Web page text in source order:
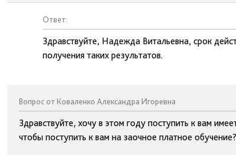
Ответ:
Здравствуйте, Надежда Витальевна, срок
получения таких результатов.
Вопрос от Коваленко Александра Игоревна
Здравствуйте, хочу в этом году поступить к вам
чтобы поступить к вам на заочное платное обучение?